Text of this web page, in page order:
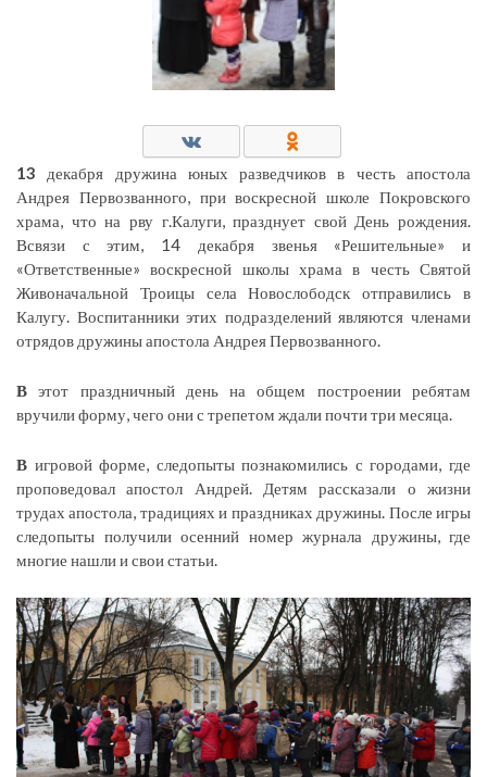
13 декабря дружина юных разведчиков в честь апостола
Андрея Первозванного, при воскресной школе Покровского
храма, что на рву г.Калуги, празднует свой День рождения.
Всвязи с этим, 14 декабря звенья «Решительные» и
«Ответственные» воскресной школы храма в честь Святой
Живоначальной Троицы села Новослободск отправились в
Калугу. Воспитанники этих подразделений являются членами
отрядов дружины апостола Андрея Первозванного.
В этот праздничный день на общем построении ребятам
вручили форму, чего они с трепетом ждали почти три месяца.
В игровой форме, следопыты познакомились с городами, где
проповедовал апостол Андрей. Детям рассказали о жизни
трудах апостола, традициях и праздниках дружины. После игры
следопыты получили осенний номер журнала дружины, где
многие нашли и свои статьи.